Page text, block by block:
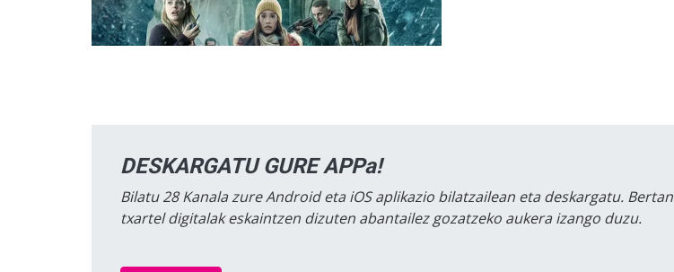
DESKARGATU GURE APPa!
Bilatu 28 Kanala zure Android eta iOS aplikazio bilatzailean eta deskargatu. Bertan
txartel digitalak eskaintzen dizuten abantailez gozatzeko aukera izango duzu.